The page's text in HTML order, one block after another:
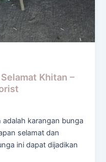
Khitan –
karangan bunga
selamat dan
ini dapat dijadikan